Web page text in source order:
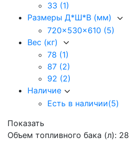
33 (1)
Размеры Д*Ш*В (мм)
720x530x610 (5)
Вес (кг)
78 (1)
87 (2)
92 (2)
Наличие
Есть в наличии(5)
Показать
Объем топливного бака (л): 28